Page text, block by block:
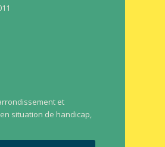
et
situation de handicap,